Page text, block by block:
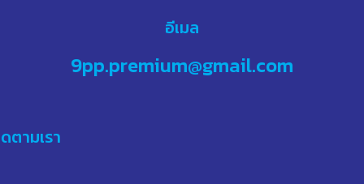
อีเมล
9pp.premium@gmail.com
ตามเรา